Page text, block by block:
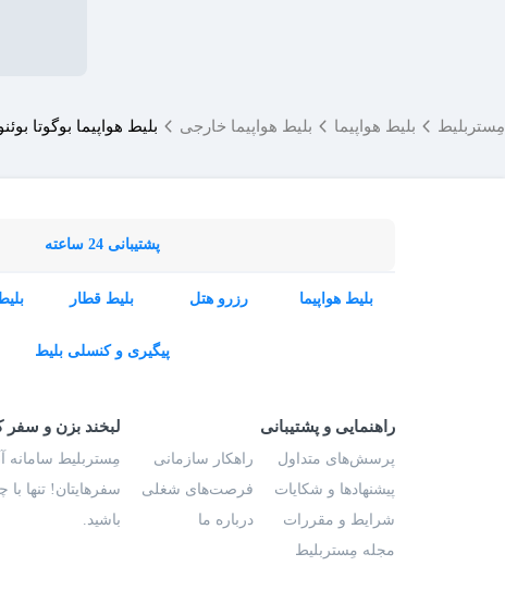
مِستربلیط بلیط هواپیما بلیط هواپیما خارجی بلیط هواپیما بوگوتا
پشتیبانی 24 ساعته
بلیط هواپیما رزرو هتل بلیط قطار
پیگیری و کنسلی بلیط
راهنمایی و پشتیبانی
پرسش‌های متداول
پیشنهادها و شکایات
شرایط و مقررات
مجله مِستربلیط
راهکار سازمانی
فرصت‌های شغلی
درباره ما
لبخند بزن و سفر
مِستربلیط سامانه
سفرهایتان! تنها
باشید.